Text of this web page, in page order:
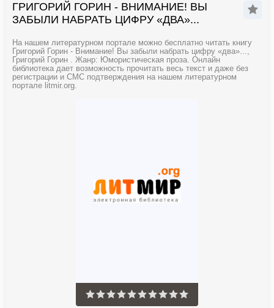
ГРИГОРИЙ ГОРИН - ВНИМАНИЕ! ВЫ
ЗАБЫЛИ НАБРАТЬ ЦИФРУ «ДВА»...
На нашем литературном портале можно бесплатно читать книгу
Григорий Горин - Внимание! Вы забыли набрать цифру «два»...,
Григорий Горин . Жанр: Юмористическая проза. Онлайн
библиотека дает возможность прочитать весь текст и даже без
регистрации и СМС подтверждения на нашем литературном
портале litmir.org.